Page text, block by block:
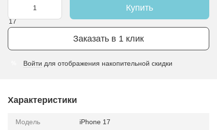
Купить
Заказать в 1 клик
Войти для отображения накопительной скидки
Характеристики
Модель iPhone 17